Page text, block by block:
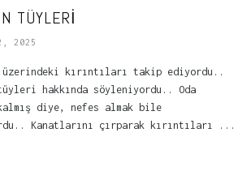
TÜYLERI
2025
üzerindeki kırıntıları takip ediyordu..
hakkında söyleniyordu.. Oda
diye, nefes almak bile
Kanatlarını çırparak kırıntıları ...